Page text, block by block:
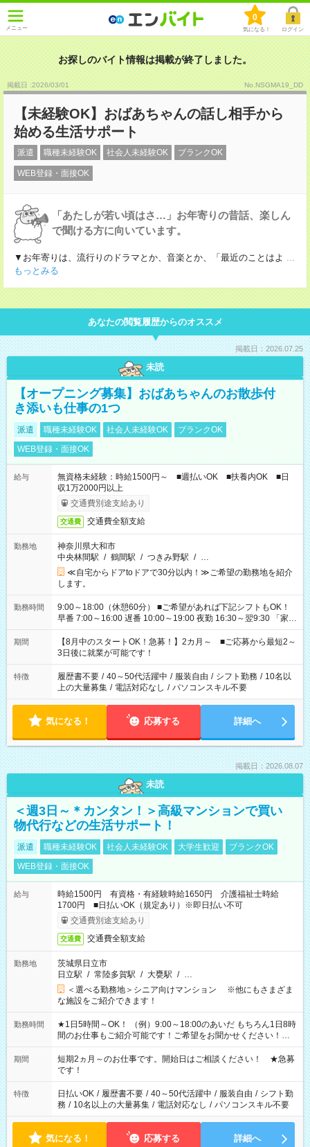
メニュー
0
気になる！ ログイン
お探しのバイト情報は掲載が終了しました。
掲載日 :2026/03/01 No.NSGMA19_DD
【未経験OK】おばあちゃんの話し相手から
始める生活サポート
派遣 職種未経験OK 社会人未経験OK ブランクOK
WEB登録・面接OK
「あたしが若い頃はさ…」お年寄りの昔話、楽しん
で聞ける方に向いています。
▼お年寄りは、流行りのドラマとか、音楽とか、「最近のことはよ ...
もっとみる
あなたの閲覧履歴からのオススメ
掲載日：2026.07.25
未読
【オープニング募集】おばあちゃんのお散歩付
き添いも仕事の1つ
派遣 職種未経験OK 社会人未経験OK
ブランクOK
WEB登録・面接OK
給与
無資格未経験：時給1500円～ ■週払いOK ■扶養内OK ■日
収1万2000円以上
交通費別途支給あり
交通費 交通費全額支給
勤務地
神奈川県大和市
中央林間駅 / 鶴間駅 / つきみ野駅 / …
≪自宅からドアtoドアで30分以内！≫ご希望の勤務地を紹介
します。
勤務時間
9:00～18:00（休憩60分） ■ご希望があれば下記シフトもOK！
早番 7:00～16:00 遅番 10:00～19:00 夜勤 16:30～翌9:30 「家族
と休みを合わせたい」 「余裕を持って夕飯の準備がしたい」
「できれば残業はしたくない」 など、ご希望を教えてください
ね。 ※Wワーク希望の方へ 今ご覧のお仕事で希望する勤務時間
と、もう1つのお仕事の勤務時間。 合計で週40時間を超える場
合は応募できません。
期間
【8月中のスタートOK！急募！】2カ月～ ■ご応募から最短2～
3日後に就業が可能です！
特徴 履歴書不要 / 40～50代活躍中 / 服装自由 / シフト勤務 / 10名以
上の大量募集 / 電話対応なし / パソコンスキル不要
気になる！ 応募する 詳細へ
掲載日：2026.08.07
未読
＜週3日～＊カンタン！＞高級マンションで買い
物代行などの生活サポート！
派遣 職種未経験OK 社会人未経験OK 大学生歓迎
ブランクOK
WEB登録・面接OK
給与
時給1500円 有資格・有経験時給1650円 介護福祉士時給
1700円 ■日払いOK（規定あり）※即日払い不可
交通費別途支給あり
交通費 交通費全額支給
勤務地
茨城県日立市
日立駅 / 常陸多賀駅 / 大甕駅 / …
＜選べる勤務地＞シニア向けマンション ※他にもさまざま
な施設をご紹介できます！
勤務時間
★1日5時間～OK！ （例）9:00～18:00のあいだ もちろん1日8時
間のお仕事もご紹介可能です！ご希望をお聞かせください！★
家庭の都合でお休みが必要な場合も遠慮なくご相談ください。
※週最低15時間以上の勤務が必要です
期間
短期2ヵ月～のお仕事です。開始日はご相談ください！ ★急募
です！
特徴 日払いOK / 履歴書不要 / 40～50代活躍中 / 服装自由 / シフト勤
務 / 10名以上の大量募集 / 電話対応なし / パソコンスキル不要
気になる！ 応募する 詳細へ